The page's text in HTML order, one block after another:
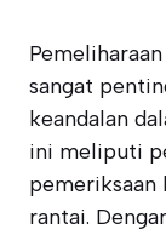
sangat
keandalan
ini meliputi
rantai.